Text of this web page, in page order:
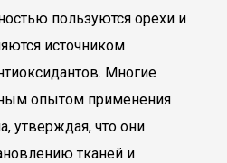
пользуются орехи и
источником
Многие
опытом применения
утверждая, что они
тканей и